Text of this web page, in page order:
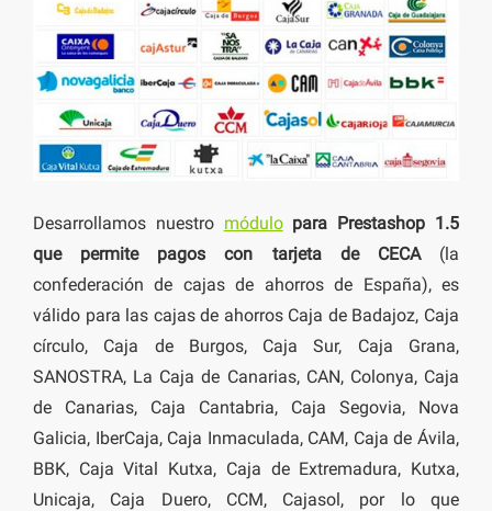
Desarrollamos nuestro módulopara Prestashop 1.5
que permite pagos con tarjeta de CECA(la
confederación de cajas de ahorros de España), es
válido para las cajas de ahorros Caja de Badajoz, Caja
círculo, Caja de Burgos, Caja Sur, Caja Grana,
SANOSTRA, La Caja de Canarias, CAN, Colonya, Caja
de Canarias, Caja Cantabria, Caja Segovia, Nova
Galicia, IberCaja, Caja Inmaculada, CAM, Caja de Ávila,
BBK, Caja Vital Kutxa, Caja de Extremadura, Kutxa,
Unicaja, Caja Duero, CCM, Cajasol, por lo que